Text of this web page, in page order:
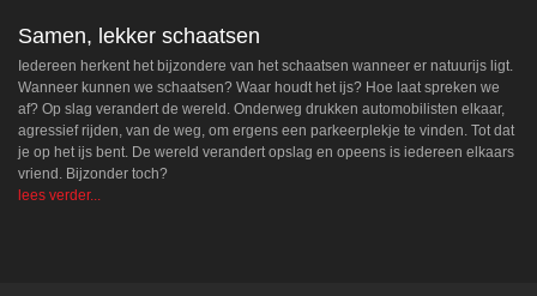
Samen, lekker schaatsen
Iedereen herkent het bijzondere van het schaatsen wanneer er natuurijs ligt.
Wanneer kunnen we schaatsen? Waar houdt het ijs? Hoe laat spreken we
af? Op slag verandert de wereld. Onderweg drukken automobilisten elkaar,
agressief rijden, van de weg, om ergens een parkeerplekje te vinden. Tot dat
je op het ijs bent. De wereld verandert opslag en opeens is iedereen elkaars
vriend. Bijzonder toch?
lees verder...